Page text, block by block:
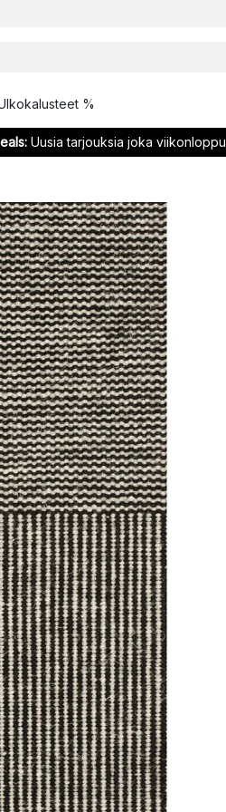
%
Uusia tarjouksia joka viikonloppu